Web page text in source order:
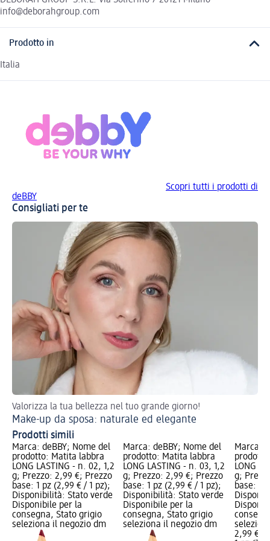
info@deborahgroup.com
Prodotto in
Italia
Scopri tutti i prodotti di
deBBY
Consigliati per te
Valorizza la tua bellezza nel tuo grande giorno!
Make-up da sposa: naturale ed elegante
Prodotti simili
Marca: deBBY; Nome del
prodotto: Matita labbra
LONG LASTING - n. 02, 1,2
g; Prezzo: 2,99 €; Prezzo
base: 1 pz (2,99 € / 1 pz);
Disponibilità: Stato verde
Disponibile per la
consegna, Stato grigio
seleziona il negozio dm
Marca: deBBY; Nome del
prodotto: Matita labbra
LONG LASTING - n. 03, 1,2
g; Prezzo: 2,99 €; Prezzo
base: 1 pz (2,99 € / 1 pz);
Disponibilità: Stato verde
Disponibile per la
consegna, Stato grigio
seleziona il negozio dm
Marca:
LONG
g;
base: 1
2,99 €